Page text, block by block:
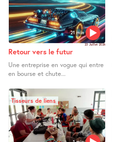
21 min
23 Juillet 2026
Retour vers le futur
Une entreprise en vogue qui entre
en bourse et chute...
Tisseurs de liens